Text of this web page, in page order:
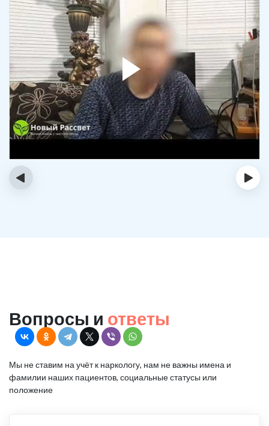
‹ ›
Вопросы и ответы
Мы не ставим на учёт к наркологу, нам не важны имена и
фамилии наших пациентов, социальные статусы или
положение